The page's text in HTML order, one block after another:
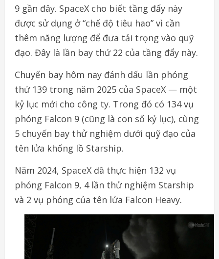
9 gần đây. SpaceX cho biết tầng đẩy này
được sử dụng ở “chế độ tiêu hao” vì cần
thêm năng lượng để đưa tải trọng vào quỹ
đạo. Đây là lần bay thứ 22 của tầng đẩy này.
Chuyến bay hôm nay đánh dấu lần phóng
thứ 139 trong năm 2025 của SpaceX — một
kỷ lục mới cho công ty. Trong đó có 134 vụ
phóng Falcon 9 (cũng là con số kỷ lục), cùng
5 chuyến bay thử nghiệm dưới quỹ đạo của
tên lửa khổng lồ Starship.
Năm 2024, SpaceX đã thực hiện 132 vụ
phóng Falcon 9, 4 lần thử nghiệm Starship
và 2 vụ phóng của tên lửa Falcon Heavy.